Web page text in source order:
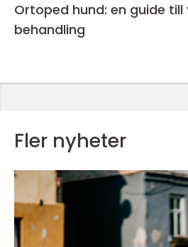
Ortoped hund: en guide till
behandling
Fler nyheter